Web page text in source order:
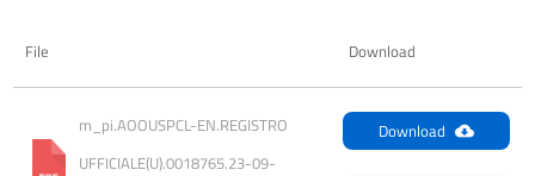
File Download
m_pi.AOOUSPCL-EN.REGISTRO
UFFICIALE(U).0018765.23-09-
Download